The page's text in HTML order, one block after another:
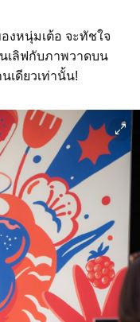
งหนุ่มเต้อ จะทัชใจ
เลิฟกับภาพวาดบน
เดียวเท่านั้น!